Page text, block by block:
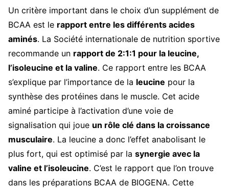
Un critère important dans le choix d’un supplément de
BCAA est le rapport entre les différents acides
aminés. La Société internationale de nutrition sportive
recommande un rapport de 2:1:1 pour la leucine,
l’isoleucine et la valine. Ce rapport entre les BCAA
s’explique par l’importance de la leucine pour la
synthèse des protéines dans le muscle. Cet acide
aminé participe à l’activation d’une voie de
signalisation qui joue un rôle clé dans la croissance
musculaire. La leucine a donc l’effet anabolisant le
plus fort, qui est optimisé par la synergie avec la
valine et l’isoleucine. C’est le rapport que l’on trouve
dans les préparations BCAA de BIOGENA. Cette